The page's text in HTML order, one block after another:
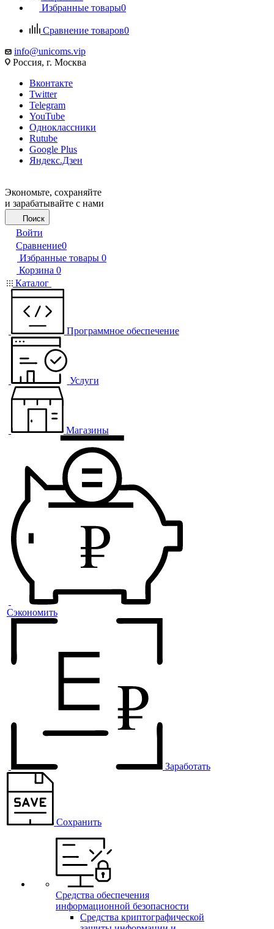
Избранные товары0
Сравнение товаров0
info@unicoms.vip
Россия, г. Москва
Вконтакте
Twitter
Telegram
YouTube
Одноклассники
Rutube
Google Plus
Яндекс.Дзен
Экономьте, сохраняйте
и зарабатывайте с нами
Поиск
Войти
Сравнение0
Избранные товары 0
Корзина 0
Каталог
Программное обеспечение
Услуги
Магазины
Сэкономить
Заработать
Сохранить
Средства обеспечения
информационной безопасности
Средства криптографической